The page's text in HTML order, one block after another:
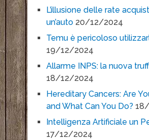
L’illusione delle rate
un’auto 20/12/2024
Temu è pericoloso
19/12/2024
Allarme INPS: la nuova
18/12/2024
Hereditary Cancers: Are
and What Can You Do?
Intelligenza Artificiale un
17/12/2024